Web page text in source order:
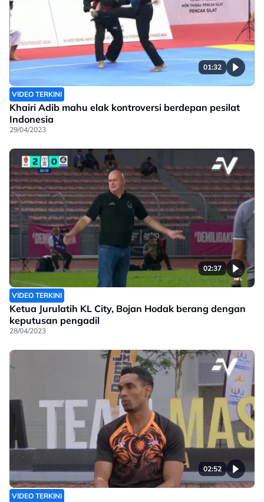
01:32
VIDEO TERKINI
Khairi Adib mahu elak kontroversi berdepan pesilat
Indonesia
29/04/2023
02:37
VIDEO TERKINI
Ketua Jurulatih KL City, Bojan Hodak berang dengan
keputusan pengadil
28/04/2023
02:52
VIDEO TERKINI